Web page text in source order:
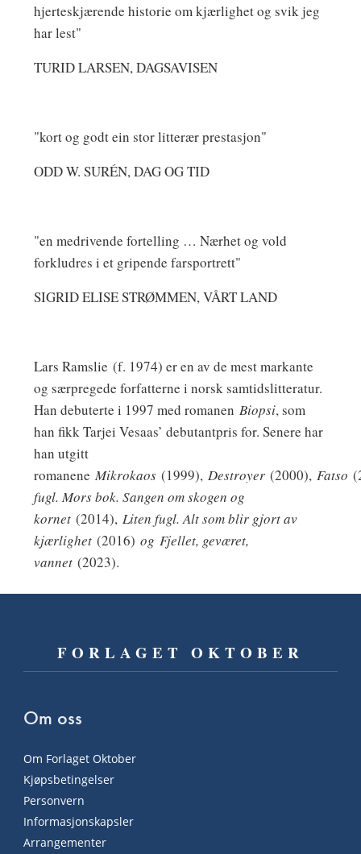
hjerteskjærende historie om kjærlighet og svik jeg
har lest"
TURID LARSEN, DAGSAVISEN
"kort og godt ein stor litterær prestasjon"
ODD W. SURÉN, DAG OG TID
"en medrivende fortelling … Nærhet og vold
forkludres i et gripende farsportrett"
SIGRID ELISE STRØMMEN, VÅRT LAND
Lars Ramslie (f. 1974) er en av de mest markante
og særpregede forfatterne i norsk samtidslitteratur.
Han debuterte i 1997 med romanen Biopsi, som
han fikk Tarjei Vesaas’ debutantpris for. Senere har
han utgitt
romanene Mikrokaos (1999), Destroyer (2000), Fatso
fugl. Mors bok. Sangen om skogen og
kornet (2014), Liten fugl. Alt som blir gjort av
kjærlighet (2016) og Fjellet, geværet,
vannet(2023).
FORLAGET OKTOBER
Om oss
Om Forlaget Oktober
Kjøpsbetingelser
Personvern
Informasjonskapsler
Arrangementer